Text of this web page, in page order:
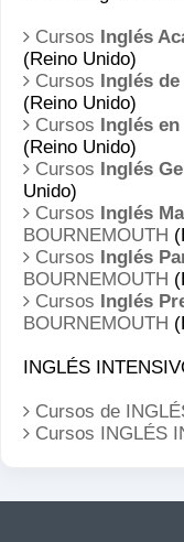
Cursos Inglés
(Reino Unido)
Cursos Inglés
(Reino Unido)
Cursos Inglés en
(Reino Unido)
Cursos Inglés
Unido)
Cursos Inglés
BOURNEMOUTH
Cursos Inglés
BOURNEMOUTH
Cursos Inglés
BOURNEMOUTH
INGLÉS
Cursos de
Cursos INGLÉS